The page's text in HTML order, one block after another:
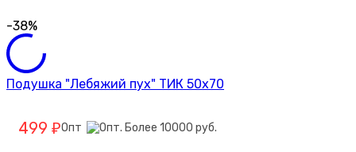
-38%
Подушка "Лебяжий пух" ТИК 50х70
499 ₽Опт